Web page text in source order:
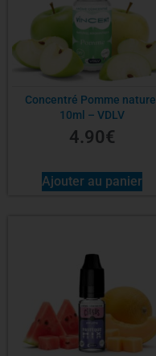
Concentré Pomme naturel
10ml – VDLV
4.90€
Ajouter au panier